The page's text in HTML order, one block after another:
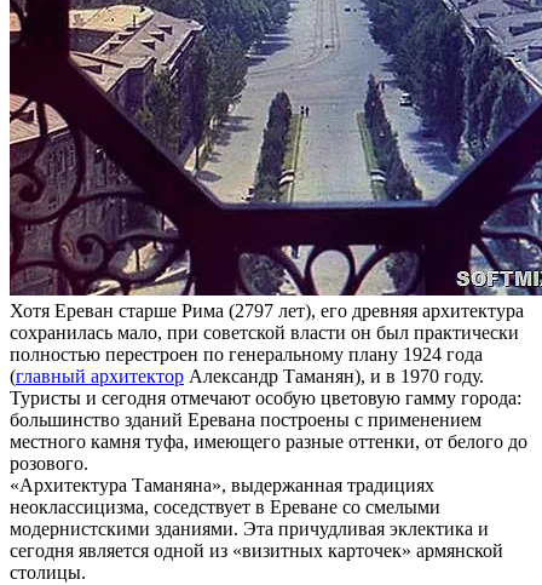
Хотя Ереван старше Рима (2797 лет), его древняя архитектура
сохранилась мало, при советской власти он был практически
полностью перестроен по генеральному плану 1924 года
(главный архитектор Александр Таманян), и в 1970 году.
Туристы и сегодня отмечают особую цветовую гамму города:
большинство зданий Еревана построены с применением
местного камня туфа, имеющего разные оттенки, от белого до
розового.
«Архитектура Таманяна», выдержанная традициях
неоклассицизма, соседствует в Ереване со смелыми
модернистскими зданиями. Эта причудливая эклектика и
сегодня является одной из «визитных карточек» армянской
столицы.